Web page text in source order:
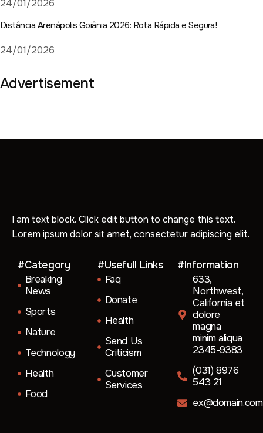
24/01/2026
Distância Arenápolis Goiânia 2026: Rota Rápida e Segura!
24/01/2026
Advertisement
I am text block. Click edit button to change this text.
Lorem ipsum dolor sit amet, consectetur adipiscing elit.
#Category
Breaking
News
Sports
Nature
Technology
Health
Food
#Usefull Links
Faq
Donate
Health
Send Us
Criticism
Customer
Services
#Information
633,
Northwest,
California et
dolore
magna
minim aliqua
2345-9383
(031) 8976
543 21
ex@domain.com